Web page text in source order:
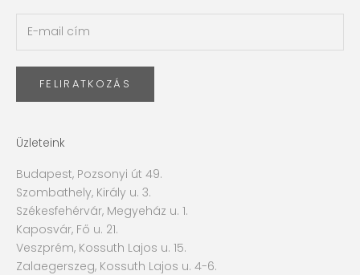
FELIRATKOZÁS
Üzleteink
Budapest, Pozsonyi út 49.
Szombathely, Király u. 3.
Székesfehérvár, Megyeház u. 1.
Kaposvár, Fő u. 21.
Veszprém, Kossuth Lajos u. 15.
Zalaegerszeg, Kossuth Lajos u. 4-6.